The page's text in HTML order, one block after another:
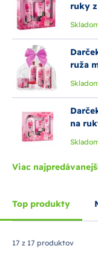
ruky
ruža
na
Viac
Top produkty
17 z 17 produktov